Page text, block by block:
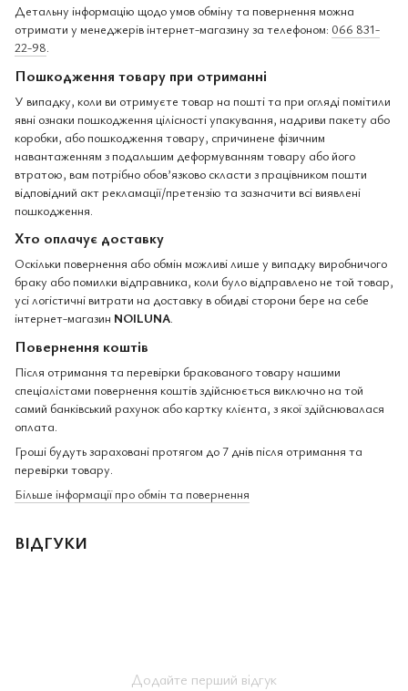
Детальну інформацію щодо умов обміну та повернення можна
отримати у менеджерів інтернет-магазину за телефоном: 066 831-
22-98
Пошкодження товару при отриманні
У випадку, коли ви отримуєте товар на пошті та при огляді помітили
явні ознаки пошкодження цілісності упакування, надриви пакету або
коробки, або пошкодження товару, спричинене фізичним
навантаженням з подальшим деформуванням товару або його
втратою, вам потрібно обов’язково скласти з працівником пошти
відповідний акт рекламації/претензію та зазначити всі виявлені
пошкодження.
Хто оплачує доставку
Оскільки повернення або обмін можливі лише у випадку виробничого
браку або помилки відправника, коли було відправлено не той товар,
усі логістичні витрати на доставку в обидві сторони бере на себе
інтернет-магазин NOILUNA.
Повернення коштів
Після отримання та перевірки бракованого товару нашими
спеціалістами повернення коштів здійснюється виключно на той
самий банківський рахунок або картку клієнта, з якої здійснювалася
оплата.
Гроші будуть зараховані протягом до 7 днів після отримання та
перевірки товару.
Більше інформації про обмін та повернення
ВІДГУКИ
Додайте перший відгук